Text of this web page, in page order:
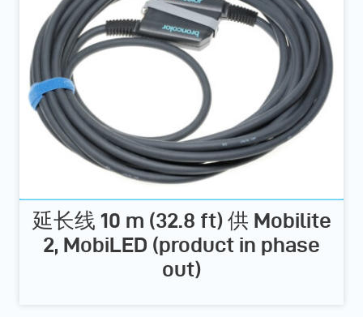
延长线 10 m (32.8 ft) 供 Mobilite
2, MobiLED (product in phase
out)